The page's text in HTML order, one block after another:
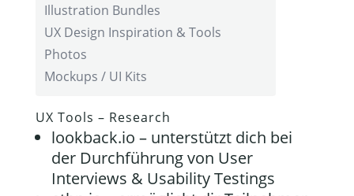
Illustration Bundles
UX Design Inspiration & Tools
Photos
Mockups / UI Kits
UX Tools – Research
lookback.io – unterstützt dich bei
der Durchführung von User
Interviews & Usability Testings